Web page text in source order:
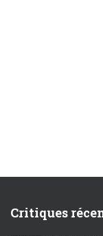
Critiques